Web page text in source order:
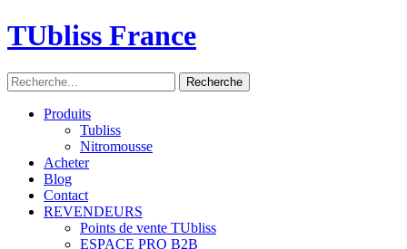
TUbliss France
Produits
Tubliss
Nitromousse
Acheter
Blog
Contact
REVENDEURS
Points de vente TUbliss
ESPACE PRO B2B